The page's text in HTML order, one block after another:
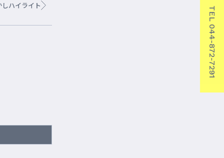
TEL 044-872-7291
ハイライト